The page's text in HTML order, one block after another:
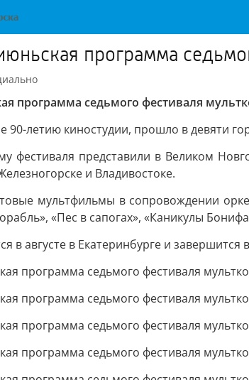
программа
программа седьмого фестиваля
90-летию киностудии, прошло в девяти
фестиваля представили в Великом
и Владивостоке.
мультфильмы в сопровождении
«Пес в сапогах», «Каникулы
в августе в Екатеринбурге и